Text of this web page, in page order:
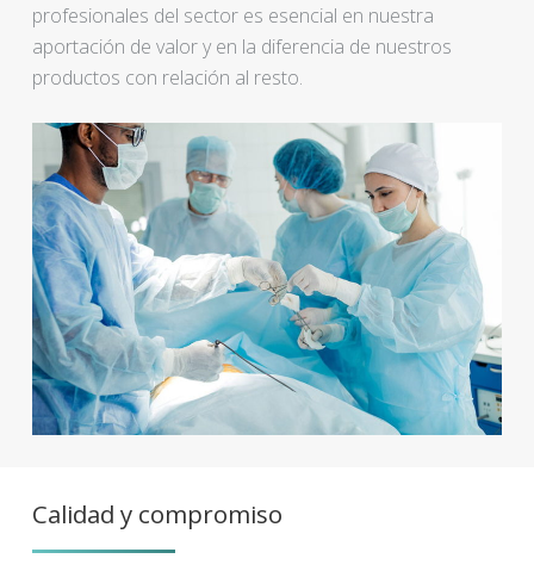
profesionales del sector es esencial en nuestra
aportación de valor y en la diferencia de nuestros
productos con relación al resto.
Calidad y compromiso